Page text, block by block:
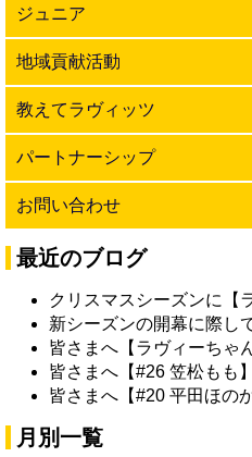
ジュニア
地域貢献活動
教えてラヴィッツ
パートナーシップ
お問い合わせ
最近のブログ
クリスマスシーズンに【
新シーズンの開幕に際し
皆さまへ【ラヴィーちゃ
皆さまへ【#26 笠松もも】
皆さまへ【#20 平田ほのか
月別一覧